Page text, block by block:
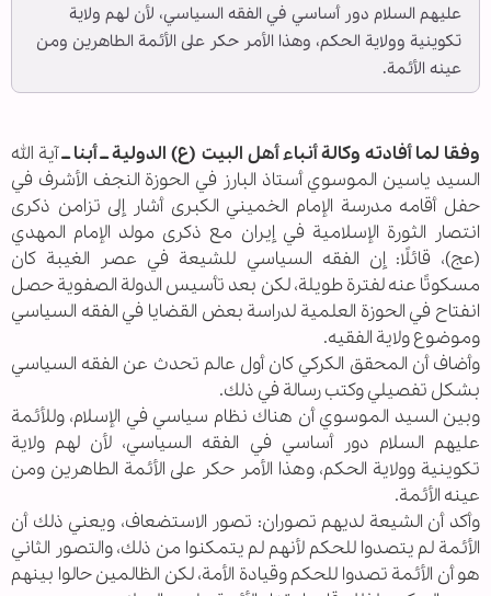
عليهم السلام دور أساسي في الفقه السياسي، لأن لهم ولاية
تكوينية وولاية الحكم، وهذا الأمر حكر على الأئمة الطاهرين ومن
عينه الأئمة.
وفقا لما أفادته وكالة أنباء أهل البيت (ع) الدولية ــ أبنا ــآية الله
السيد ياسين الموسوي أستاذ البارز في الحوزة النجف الأشرف في
حفل أقامه مدرسة الإمام الخميني الكبرى أشار إلى تزامن ذكرى
انتصار الثورة الإسلامية في إيران مع ذكرى مولد الإمام المهدي
(عج)، قائلًا: إن الفقه السياسي للشيعة في عصر الغيبة كان
مسكوتًا عنه لفترة طويلة، لكن بعد تأسيس الدولة الصفوية حصل
انفتاح في الحوزة العلمية لدراسة بعض القضايا في الفقه السياسي
وموضوع ولاية الفقيه.
وأضاف أن المحقق الكركي كان أول عالم تحدث عن الفقه السياسي
بشكل تفصيلي وكتب رسالة في ذلك.
وبين السيد الموسوي أن هناك نظام سياسي في الإسلام، وللأئمة
عليهم السلام دور أساسي في الفقه السياسي، لأن لهم ولاية
تكوينية وولاية الحكم، وهذا الأمر حكر على الأئمة الطاهرين ومن
عينه الأئمة.
وأكد أن الشيعة لديهم تصوران: تصور الاستضعاف، ويعني ذلك أن
الأئمة لم يتصدوا للحكم لأنهم لم يتمكنوا من ذلك، والتصور الثاني
هو أن الأئمة تصدوا للحكم وقيادة الأمة، لكن الظالمين حالوا بينهم